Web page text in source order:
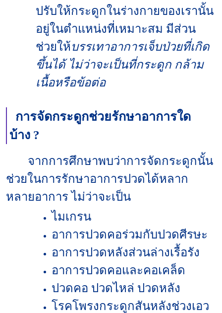
ปรับให้กระดูกในร่างกายของเรานั้น
อยู่ในตำแหน่งที่เหมาะสม มีส่วน
ช่วยให้บรรเทาอาการเจ็บป่วยที่เกิด
ขึ้นได้ ไม่ว่าจะเป็นที่กระดูก กล้าม
เนื้อหรือข้อต่อ
การจัดกระดูกช่วยรักษาอาการใด
บ้าง ?
จากการศึกษาพบว่าการจัดกระดูกนั้น
ช่วยในการรักษาอาการปวดได้หลาก
หลายอาการ ไม่ว่าจะเป็น
ไมเกรน
อาการปวดคอร่วมกับปวดศีรษะ
อาการปวดหลังส่วนล่างเรื้อรัง
อาการปวดคอและคอเคล็ด
ปวดคอ ปวดไหล่ ปวดหลัง
โรคโพรงกระดูกสันหลังช่วงเอว